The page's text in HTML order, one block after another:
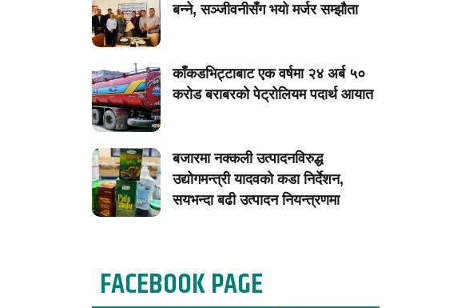
बन्ने, सञ्जीवनीसँग भयो मर्जर सम्झौता
काँकडभिट्टाबाट एक वर्षमा २४ अर्ब ५०
करोड बराबरको पेट्रोलियम पदार्थ आयात
बजारमा नक्कली उत्पादनविरुद्ध
उद्योगमन्त्री यादवको कडा निर्देशन,
सयभन्दा बढी उत्पादन नियन्त्रणमा
FACEBOOK PAGE